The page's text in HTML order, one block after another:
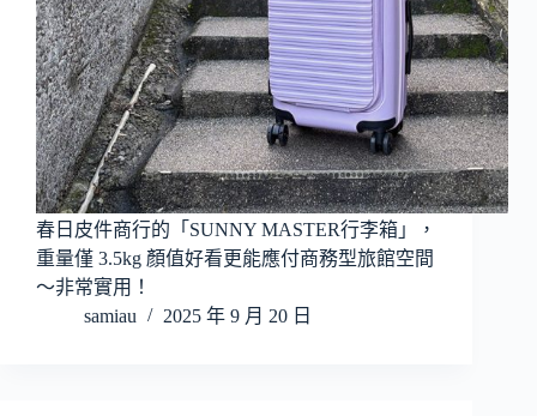
春日皮件商行的「SUNNY MASTER行李箱」，
重量僅 3.5kg 顏值好看更能應付商務型旅館空間
～非常實用！
samiau
2025 年 9 月 20 日